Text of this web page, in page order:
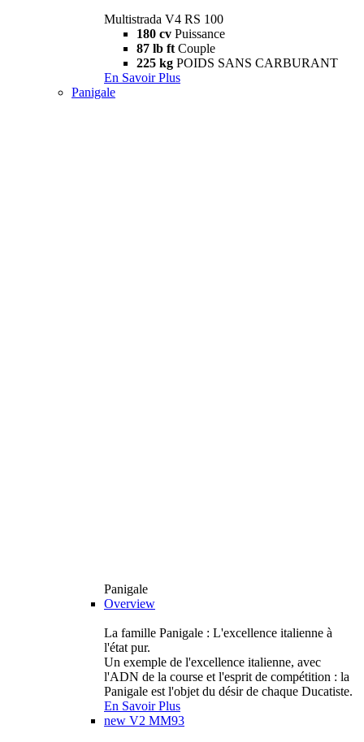
Multistrada V4 RS 100
180 cv Puissance
87 lb ft Couple
225 kg POIDS SANS CARBURANT
En Savoir Plus
Panigale
Panigale
Overview
La famille Panigale : L'excellence italienne à
l'état pur.
Un exemple de l'excellence italienne, avec
l'ADN de la course et l'esprit de compétition : la
Panigale est l'objet du désir de chaque Ducatiste.
En Savoir Plus
new V2 MM93